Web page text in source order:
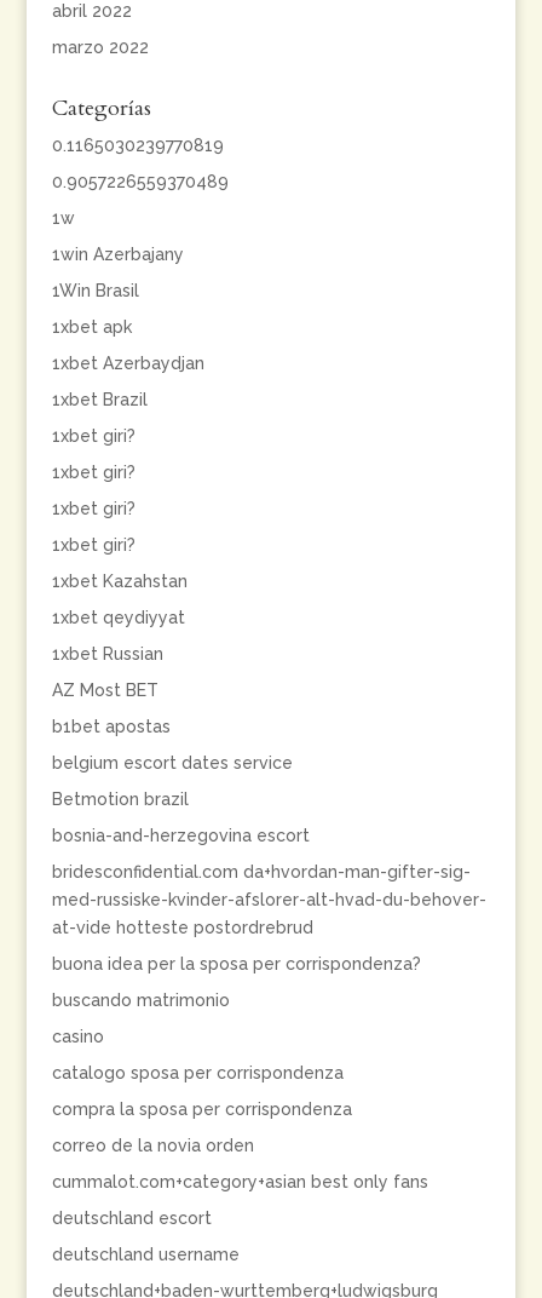
abril 2022
marzo 2022
Categorías
0.1165030239770819
0.9057226559370489
1w
1win Azerbajany
1Win Brasil
1xbet apk
1xbet Azerbaydjan
1xbet Brazil
1xbet giri?
1xbet giri?
1xbet giri?
1xbet giri?
1xbet Kazahstan
1xbet qeydiyyat
1xbet Russian
AZ Most BET
b1bet apostas
belgium escort dates service
Betmotion brazil
bosnia-and-herzegovina escort
bridesconfidential.com da+hvordan-man-gifter-sig-
med-russiske-kvinder-afslorer-alt-hvad-du-behover-
at-vide hotteste postordrebrud
buona idea per la sposa per corrispondenza?
buscando matrimonio
casino
catalogo sposa per corrispondenza
compra la sposa per corrispondenza
correo de la novia orden
cummalot.com+category+asian best only fans
deutschland escort
deutschland username
deutschland+baden-wurttemberg+ludwigsburg